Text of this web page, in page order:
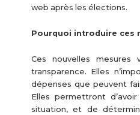
web après les élections.
Pourquoi introduire ces
Ces nouvelles mesures
transparence. Elles
dépenses que peuvent
Elles permettront
situation, et de